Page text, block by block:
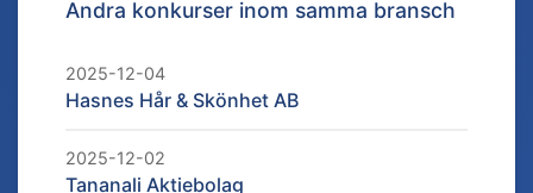
Andra konkurser inom samma bransch
2025-12-04
Hasnes Hår & Skönhet AB
2025-12-02
Tananali Aktiebolag